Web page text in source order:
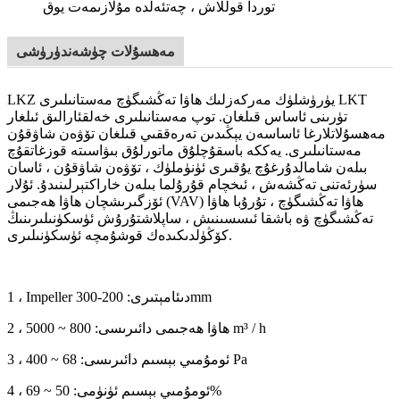
توردا قوللاش ، چەتئەلدە مۇلازىمەت يوق
مەھسۇلات چۈشەندۈرۈشى
LKZ يۈرۈشلۈك مەركەزلىك ھاۋا تەڭشىگۈچ مەستانىلىرى LKT
تۈرىنى ئاساس قىلغان. توپ مەستانىلىرى خەلقئارالىق ئىلغار
مەھسۇلاتلارغا ئاساسەن يېڭىدىن تەرەققىي قىلغان تۆۋەن شاۋقۇن
مەستانىلىرى. يەككە باسقۇچلۇق ماتورلۇق بىۋاسىتە قوزغاتقۇچ
بىلەن شامالدۇرغۇچ يۇقىرى ئۈنۈملۈك ، تۆۋەن شاۋقۇن ، ئاسان
سۈرئەتنى تەڭشەش ، ئىخچام قۇرۇلما بىلەن خاراكتېرلىنىدۇ. ئۇلار
ئۆزگىرىشچان ھاۋا ھەجىمى (VAV) ھاۋا تەڭشىگۈچ ، تۇرۇبا ھاۋا
تەڭشىگۈچ ۋە باشقا ئىسسىنىش ، ساپلاشتۇرۇش ئۈسكۈنىلىرىنىڭ
كۆڭۈلدىكىدەك قوشۇمچە ئۈسكۈنىلىرى.
1 ، Impeller دىئامېتىرى: 200-300mm
2 ، ھاۋا ھەجىمى دائىرىسى: 800 ~ 5000 m³ / h
3 ، ئومۇمىي بېسىم دائىرىسى: 68 ~ 400 Pa
4 ، ئومۇمىي بېسىم ئۈنۈمى: 50 ~ 69%